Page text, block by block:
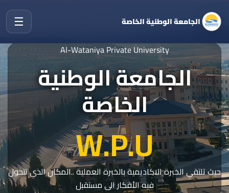
الجامعة الوطنية الخاصة ☰
Al-Wataniya Private University
الجامعة الوطنية
الخاصة
W.P.U
حيث تلتقي الخبرة الاكاديمية بالخبرة العملية ..المكان الذي تتحول
فيه الأفكار الى مستقبل